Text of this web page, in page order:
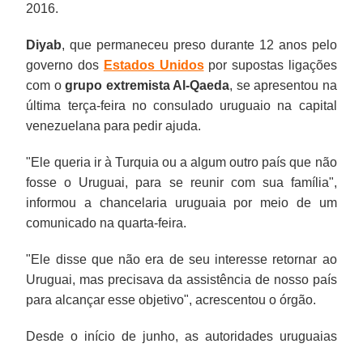
2016.
Diyab, que permaneceu preso durante 12 anos pelo
governo dos Estados Unidospor supostas ligações
com ogrupo extremista Al-Qaeda, se apresentou na
última terça-feira no consulado uruguaio na capital
venezuelana para pedir ajuda.
"Ele queria ir à Turquia ou a algum outro país que não
fosse o Uruguai, para se reunir com sua família",
informou a chancelaria uruguaia por meio de um
comunicado na quarta-feira.
"Ele disse que não era de seu interesse retornar ao
Uruguai, mas precisava da assistência de nosso país
para alcançar esse objetivo", acrescentou o órgão.
Desde o início de junho, as autoridades uruguaias